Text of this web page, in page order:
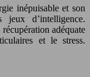
inépuisable et son
jeux d’intelligence.
adéquate
et le stress.